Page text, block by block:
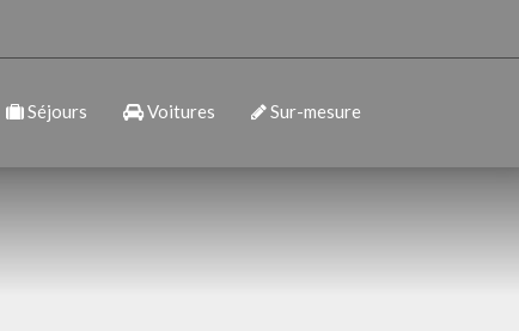
Séjours Voitures Sur-mesure